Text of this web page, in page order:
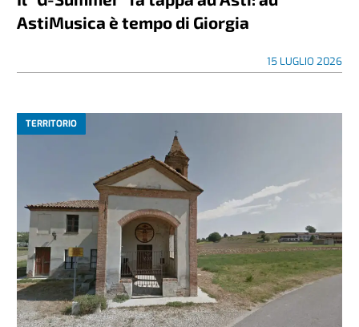
AstiMusica è tempo di Giorgia
15 LUGLIO 2026
TERRITORIO